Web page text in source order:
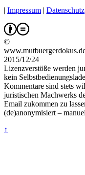
| Impressum | Datenschutz
©
2015/12/24
Lizenzverstöße werden
kein
Kommentare sind stets
juristischen Machwerks
Email zukommen zu
(de)anonymisiert –
↑